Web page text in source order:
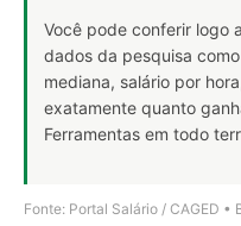
Você pode conferir logo
dados da pesquisa
mediana, salário por
exatamente quanto
Ferramentas em todo
Fonte: Portal Salário / CAGED